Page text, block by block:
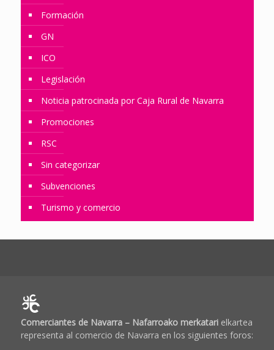
Formación
GN
ICO
Legislación
Noticia patrocinada por Caja Rural de Navarra
Promociones
RSC
Sin categorizar
Subvenciones
Turismo y comercio
Comerciantes de Navarra – Nafarroako merkatarielkartea
representa al comercio de Navarra en los siguientes foros: